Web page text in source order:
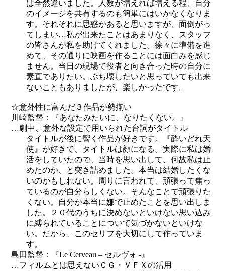
は全然違いました。人数が増えれば増える程、自分
のイメージを共有するのも簡単にはいかなくなりま
す。それぞれに思惑があると思いますが、面倒がっ
てしまい…私が出来たことはあまりなく、スタッフ
の皆さんが私を助けてくれました。徐々に準備を進
めて、その通りに映画を作ることには面白みを感じ
ません。当日の現場で役者と向き合った時の自分に
素直でありたい。ぶち壊したいと思っていても出来
ないこともありましたが、楽しかったです。
☆意外性に富んだ３作品が勢揃い
川崎監督：『あなたみたいに、なりたくない。』
…劇中、意外な設定で用いられた台詞がタイトル
タイトルが後に響く作品が好きです。『酔いどれ天
使』が好きで、タイトルは顔になる。実際に私は婚
活をしていたので、当時を思い出して、何故私は止
めたのか、と突き詰めました。本当は結婚したくな
いのかもしれない。周りに言われて、頑張って焦っ
ているのが自分らしくない。そんなことで頑張りた
くない。自分が本当に嫌で止めたことを思い出しま
した。２０代のうちに決めないといけない思い込み
に縛られていることについて気づかないといけな
い。だから、このセリフを大切にして作っていま
す。
島田監督：『Le Cerveau – セルヴォ -』
…フィルムとは思えないＣＧ・ＶＦＸの活用